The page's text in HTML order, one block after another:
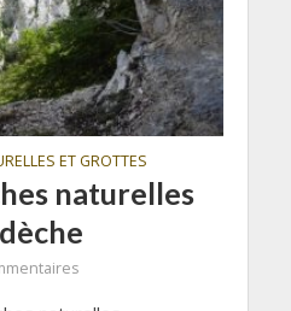
ET GROTTES
naturelles